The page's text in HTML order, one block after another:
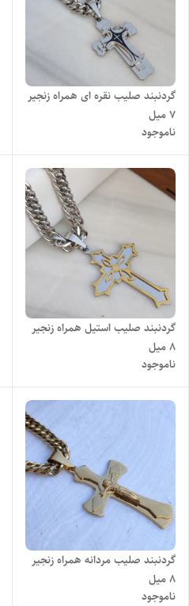
گردنبند صلیب نقره ای همراه زنجیر
7 میل
ناموجود
گردنبند صلیب استیل همراه زنجیر
۸ میل
ناموجود
گردنبند صلیب مردانه همراه زنجیر
8 میل
ناموجود